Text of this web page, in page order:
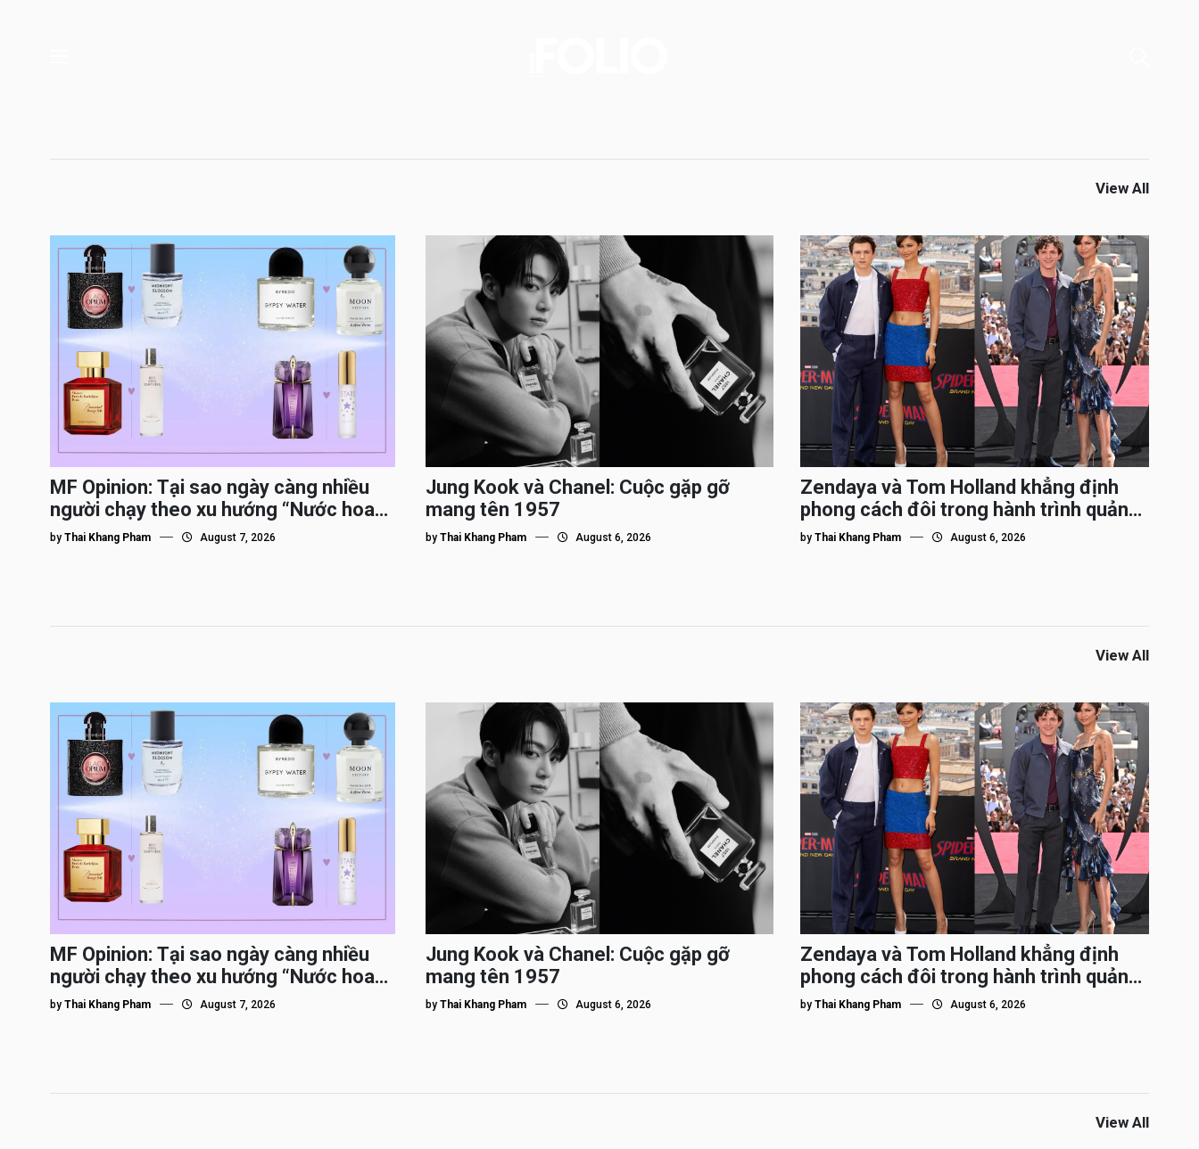
View All
MF Opinion: Tại sao ngày càng nhiều
người chạy theo xu hướng “Nước hoa
Dupe”?
by Thai Khang Pham August 7, 2026
Jung Kook và Chanel: Cuộc gặp gỡ
mang tên 1957
by Thai Khang Pham August 6, 2026
Zendaya và Tom Holland khẳng định
phong cách đôi trong hành trình quảng
bá Spider-Man
byThai Khang Pham August 6, 2026
View All
MF Opinion: Tại sao ngày càng nhiều
người chạy theo xu hướng “Nước hoa
Dupe”?
by Thai Khang Pham August 7, 2026
Jung Kook và Chanel: Cuộc gặp gỡ
mang tên 1957
by Thai Khang Pham August 6, 2026
Zendaya và Tom Holland khẳng định
phong cách đôi trong hành trình quảng
bá Spider-Man
byThai Khang Pham August 6, 2026
View All